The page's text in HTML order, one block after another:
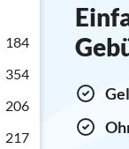
184
354
206
217